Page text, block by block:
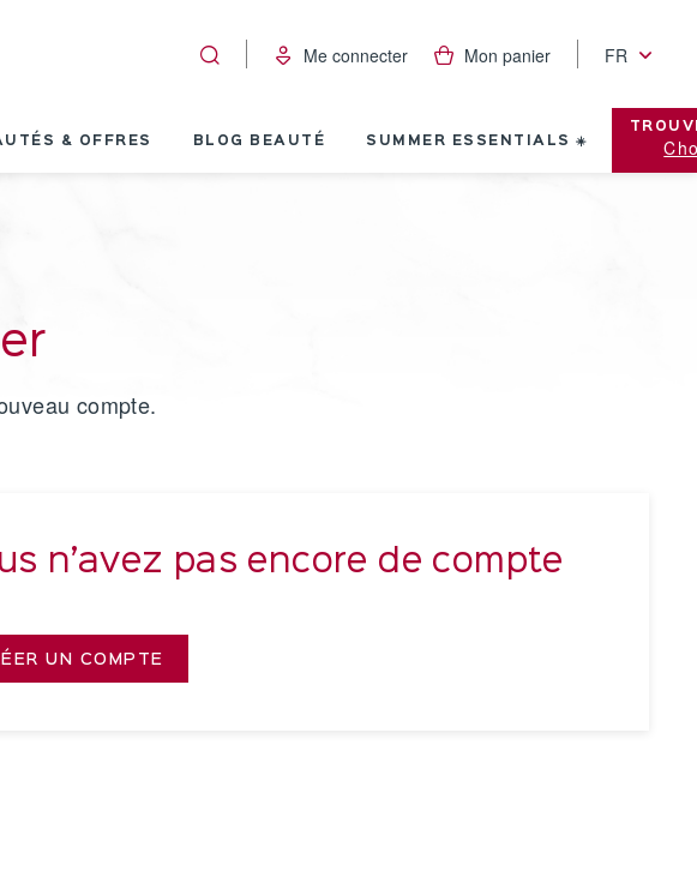
Me connecter Mon panier FR
& OFFRES BLOG BEAUTÉ SUMMER ESSENTIALS ☀️
compte.
n’avez pas encore de compte
UN COMPTE